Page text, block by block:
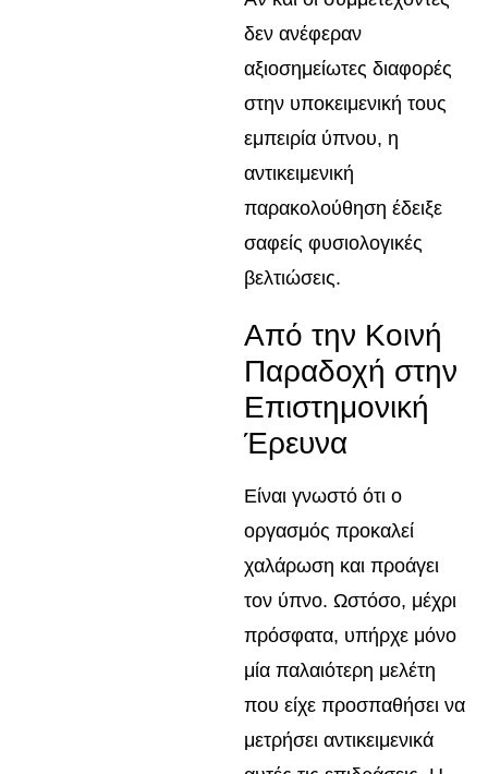
δεν ανέφεραν
αξιοσημείωτες διαφορές
στην υποκειμενική τους
εμπειρία ύπνου, η
αντικειμενική
παρακολούθηση έδειξε
σαφείς φυσιολογικές
βελτιώσεις.
Από την Κοινή
Παραδοχή στην
Επιστημονική
Έρευνα
Είναι γνωστό ότι ο
οργασμός προκαλεί
χαλάρωση και προάγει
τον ύπνο. Ωστόσο, μέχρι
πρόσφατα, υπήρχε μόνο
μία παλαιότερη μελέτη
που είχε προσπαθήσει να
μετρήσει αντικειμενικά